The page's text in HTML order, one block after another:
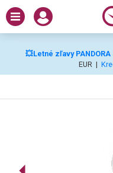
💥Letné zľavy PANDORA
EUR |